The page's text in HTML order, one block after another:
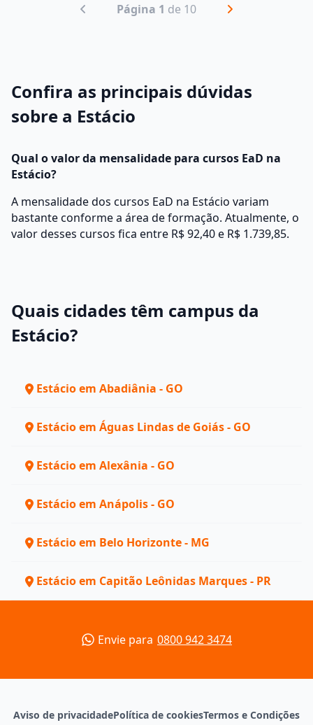
Página 1 de 10
Confira as principais dúvidas
sobre a Estácio
Qual o valor da mensalidade para cursos EaD na
Estácio?
A mensalidade dos cursos EaD na Estácio variam
bastante conforme a área de formação. Atualmente, o
valor desses cursos fica entre R$ 92,40 e R$ 1.739,85.
Quais cidades têm campus da
Estácio?
Estácio em Abadiânia - GO
Estácio em Águas Lindas de Goiás - GO
Estácio em Alexânia - GO
Estácio em Anápolis - GO
Estácio em Belo Horizonte - MG
Estácio em Capitão Leônidas Marques - PR
Envie para 0800 942 3474
Aviso de privacidadePolítica de cookiesTermos e Condições